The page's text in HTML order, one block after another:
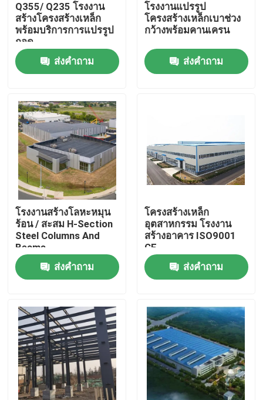
วิดีโอ
เกี่ยวกับเรา
ทัวร์โรงงาน
ควบคุมคุณภาพ
ขอใบเสนอราคา
โกดังโครงสร้างเหล็ก
การประชุมเชิงปฏิบัติการโครงสร้างเหล็ก
โครงสร้างเหล็กน้ำหนักเบา
Q355/ Q235 โรงงาน
สร้างโครงสร้างเหล็ก
พร้อมบริการการแปรรูป
ถอด
ส่งคำถาม
โรงงานแปรรูป
โครงสร้างเหล็กเบาช่วง
กว้างพร้อมคานเครน
ส่งคำถาม
โรงงานสร้างโลหะหมุน
ร้อน / สะสม H-Section
Steel Columns And
Beams
ส่งคำถาม
โครงสร้างเหล็ก
อุตสาหกรรม โรงงาน
สร้างอาคาร ISO9001
CE
ส่งคำถาม